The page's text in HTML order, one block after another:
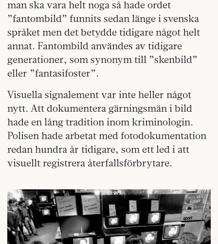
man ska vara helt noga så hade ordet
”fantombild” funnits sedan länge i svenska
språket men det betydde tidigare något helt
annat. Fantombild användes av tidigare
generationer, som synonym till ”skenbild”
eller ”fantasifoster”.
Visuella signalement var inte heller något
nytt. Att dokumentera gärningsmän i bild
hade en lång tradition inom kriminologin.
Polisen hade arbetat med fotodokumentation
redan hundra år tidigare, som ett led i att
visuellt registrera återfallsförbrytare.